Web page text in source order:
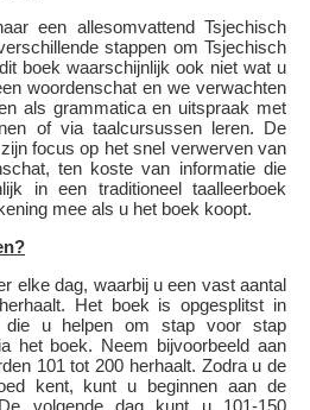
een allesomvattend Tsjechisch
stappen om Tsjechisch
boek waarschijnlijk ook niet wat u
woordenschat en we verwachten
als grammatica en uitspraak met
of via taalcursussen leren. De
focus op het snel verwerven van
ten koste van informatie die
in een traditioneel taalleerboek
mee als u het boek koopt.
elke dag, waarbij u een vast aantal
Het boek is opgesplitst in
die u helpen om stap voor stap
het boek. Neem bijvoorbeeld aan
101 tot 200 herhaalt. Zodra u de
kent, kunt u beginnen aan de
volgende dag kunt u 101-150